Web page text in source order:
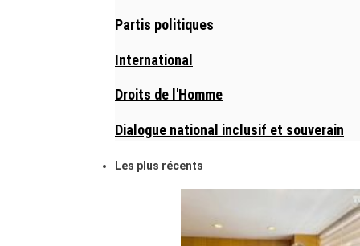
Partis politiques
International
Droits de l'Homme
Dialogue national inclusif et souverain
Les plus récents